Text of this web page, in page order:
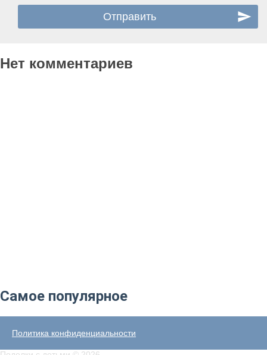
Нет комментариев
Самое популярное
Политика конфиденциальности